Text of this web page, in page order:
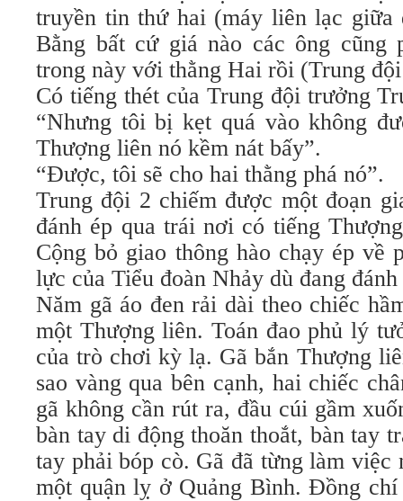
truyền tin thứ hai (máy liên lạc giữa
Bằng bất cứ giá nào các ông
trong này với thằng Hai rồi (Trung
Có tiếng thét của Trung đội trưởng
“Nhưng tôi bị kẹt quá vào không
Thượng liên nó kềm nát bấy”.
“Được, tôi sẽ cho hai thằng phá nó”.
Trung đội 2 chiếm được một đoạn
đánh ép qua trái nơi có tiếng
Cộng bỏ giao thông hào chạy ép về
lực của Tiểu đoàn Nhảy dù đang
Năm gã áo đen rải dài theo chiếc
một Thượng liên. Toán đao phủ lý
của trò chơi kỳ lạ. Gã bắn Thượng
sao vàng qua bên cạnh, hai chiếc
gã không cần rút ra, đầu cúi gầm
bàn tay di động thoăn thoắt, bàn tay
tay phải bóp cò. Gã đã từng làm việc
một quận lỵ ở Quảng Bình. Đồng